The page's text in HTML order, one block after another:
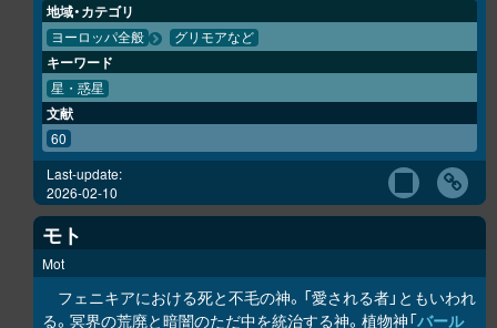
地域・カテゴリ
ヨーロッパ全般 グリモアなど
キーワード
星・惑星
文献
60
Last-update:
2026-02-10
モト
Mot
フェニキアにおける死と不毛の神。「愛される者」ともいわれ
る。冥界の荒廃と暗闇のただ中を統治する神。植物神「バール